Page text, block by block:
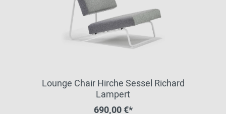
Lounge Chair Hirche Sessel Richard
Lampert
690,00 €*